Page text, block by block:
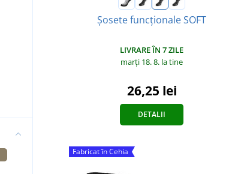
Șosete funcționale SOFT
LIVRARE ÎN 7 ZILE
marți 18. 8. la tine
26,25 lei
DETALII
Fabricat în Cehia